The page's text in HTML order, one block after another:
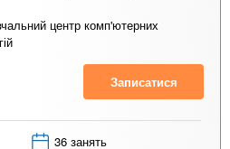
центр комп'ютерних
Записатися
36 занять